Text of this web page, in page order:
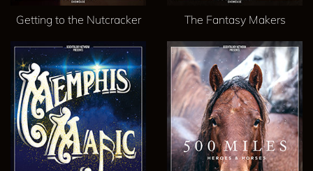
Getting to the Nutcracker The Fantasy Makers